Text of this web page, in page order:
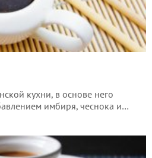
кухни, в основе него
имбиря, чеснока и…